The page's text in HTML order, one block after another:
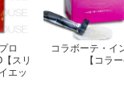
ロ
スリ
エッ
コラボーテ・イ
【コラ